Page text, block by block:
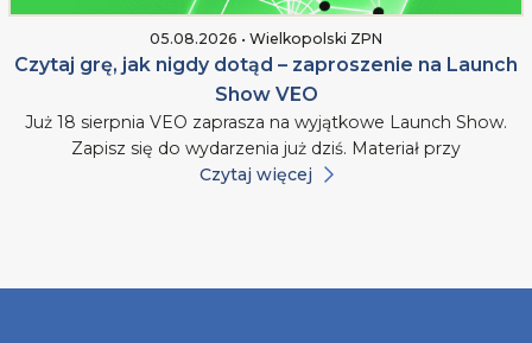
05.08.2026 • Wielkopolski ZPN
Czytaj grę, jak nigdy dotąd – zaproszenie na Launch
Show VEO
Już 18 sierpnia VEO zaprasza na wyjątkowe Launch Show.
Zapisz się do wydarzenia już dziś. Materiał przy
Czytaj więcej